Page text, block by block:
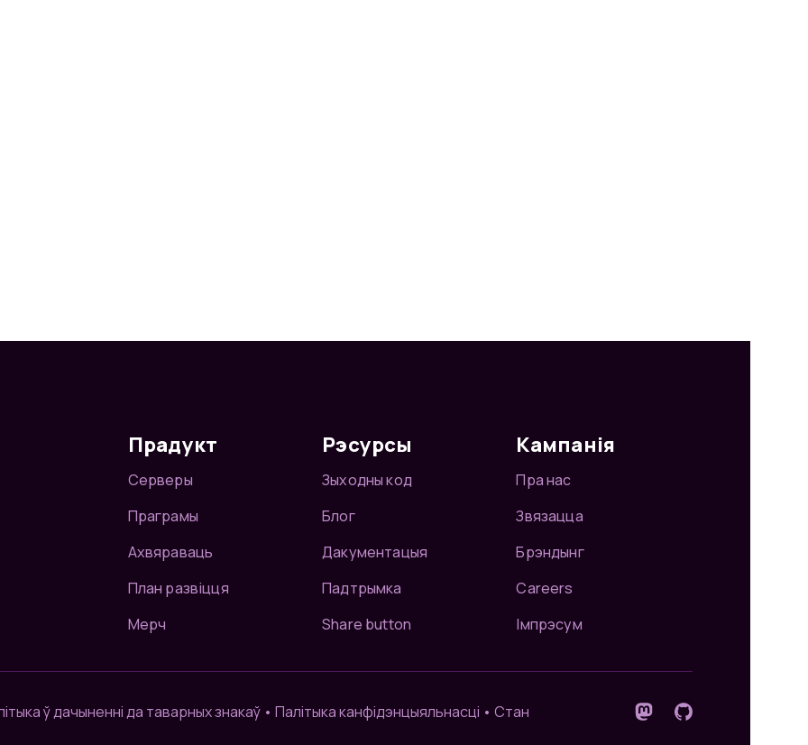
Прадукт
Серверы
Праграмы
Ахвяраваць
План развіцця
Мерч
Рэсурсы
Зыходны код
Блог
Дакументацыя
Падтрымка
Share button
Кампанія
Пра нас
Звязацца
Брэндынг
Careers
Імпрэсум
ў дачыненні да таварных знакаў • Палітыка канфідэнцыяльнасці • Стан